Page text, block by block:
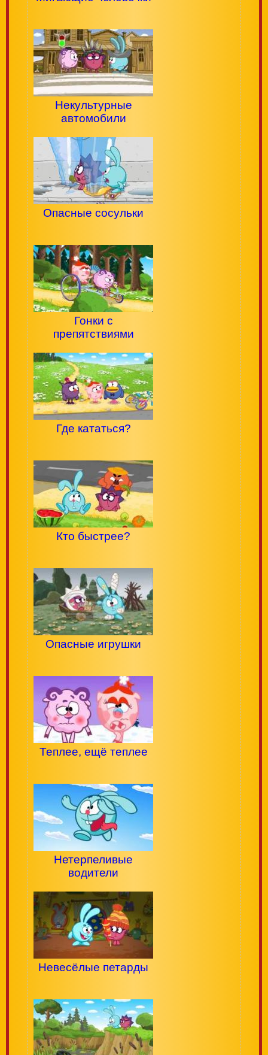
Некультурные
автомобили
Опасные сосульки
Гонки с
препятствиями
Где кататься?
Кто быстрее?
Опасные игрушки
Теплее, ещё теплее
Нетерпеливые
водители
Невесёлые петарды